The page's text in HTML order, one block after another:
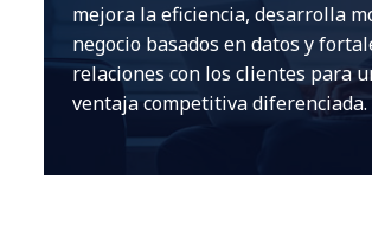
mejora la eficiencia, desarrolla
negocio basados en datos y
relaciones con los clientes para
ventaja competitiva diferenciada.